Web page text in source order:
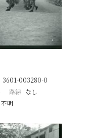
3601-003280-0
路線 なし
不明